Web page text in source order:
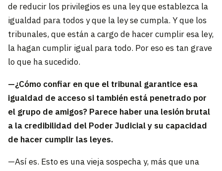
de reducir los privilegios es una ley que establezca la
igualdad para todos y que la ley se cumpla. Y que los
tribunales, que están a cargo de hacer cumplir esa ley,
la hagan cumplir igual para todo. Por eso es tan grave
lo que ha sucedido.
—¿Cómo confiar en que el tribunal garantice esa
igualdad de acceso si también está penetrado por
el grupo de amigos? Parece haber una lesión brutal
a la credibilidad del Poder Judicial y su capacidad
de hacer cumplir las leyes.
—Así es. Esto es una vieja sospecha y, más que una